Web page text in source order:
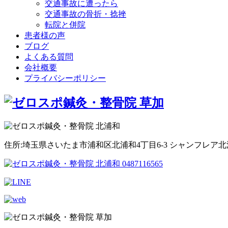
交通事故に遭ったら
交通事故の骨折・捻挫
転院と併院
患者様の声
ブログ
よくある質問
会社概要
プライバシーポリシー
住所:埼玉県さいたま市浦和区北浦和4丁目6-3 シャンフレア北